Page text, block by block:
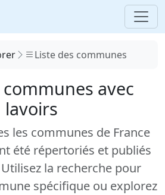
Liste des communes
avec
lavoirs
les communes de France
été répertoriés et publiés
la recherche pour
spécifique ou explorez